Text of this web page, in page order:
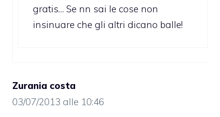
gratis… Se nn sai le cose non
insinuare che gli altri dicano balle!
Zurania costa
03/07/2013 alle 10:46